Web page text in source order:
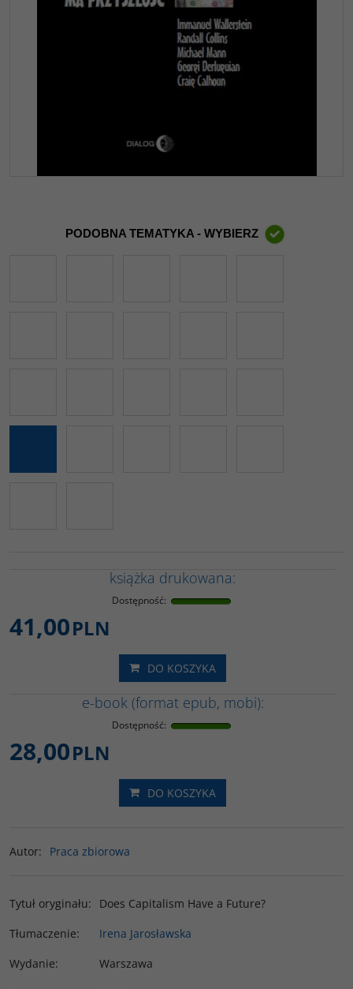
PODOBNA TEMATYKA - WYBIERZ
książka drukowana:
Dostępność:
41,00PLN
DO KOSZYKA
e-book (format epub, mobi):
Dostępność:
28,00PLN
DO KOSZYKA
Autor: Praca zbiorowa
Tytuł oryginału:
Does Capitalism Have a Future?
Tłumaczenie:
Irena Jarosławska
Wydanie:
Warszawa